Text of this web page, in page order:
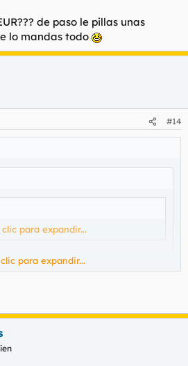
de paso le pillas unas
lo mandas todo
#14
clic para expandir...
se le fué ya la pintura.
que cojones !
de paso le pillas unas camisetas
para expandir...